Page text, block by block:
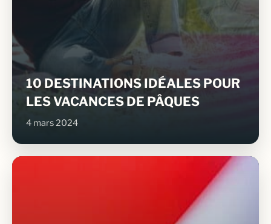
10 DESTINATIONS IDÉALES POUR
LES VACANCES DE PÂQUES
4 mars 2024